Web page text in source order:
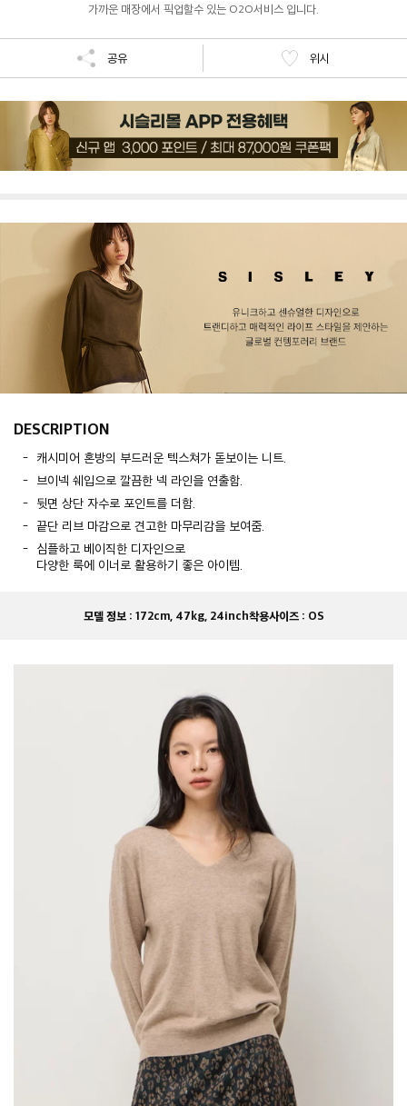
가까운 매장에서 픽업할수 있는 O2O서비스 입니다.
공유 위시
DESCRIPTION
캐시미어 혼방의 부드러운 텍스쳐가 돋보이는 니트.
브이넥 쉐입으로 깔끔한 넥 라인을 연출함.
뒷면 상단 자수로 포인트를 더함.
끝단 리브 마감으로 견고한 마무리감을 보여줌.
심플하고 베이직한 디자인으로
다양한 룩에 이너로 활용하기 좋은 아이템.
모델 정보 : 172cm, 47kg, 24inch착용사이즈 : OS